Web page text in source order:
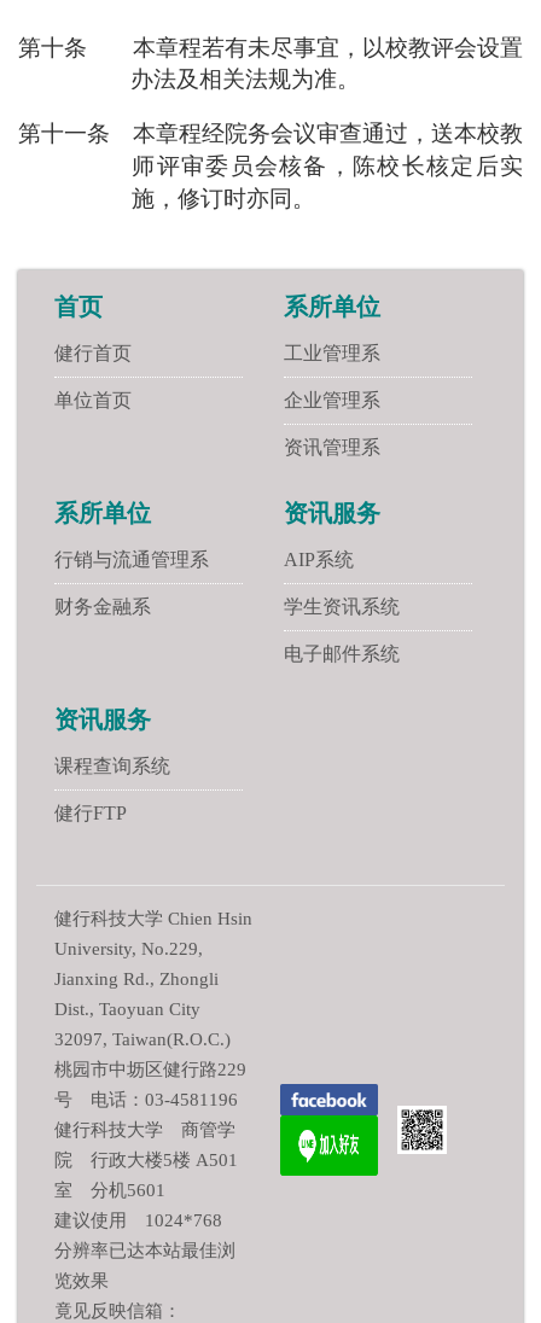
第十条 本章程若有未尽事宜，以校教评会设置
办法及相关法规为准。
第十一条 本章程经院务会议审查通过，送本校教
师评审委员会核备，陈校长核定后实
施，修订时亦同。
首页
健行首页
单位首页
系所单位
工业管理系
企业管理系
资讯管理系
系所单位
行销与流通管理系
财务金融系
资讯服务
AIP系统
学生资讯系统
电子邮件系统
资讯服务
课程查询系统
健行FTP
健行科技大学 Chien Hsin
University, No.229,
Jianxing Rd., Zhongli
Dist., Taoyuan City
32097, Taiwan(R.O.C.)
桃园市中坜区健行路229
号 电话：03-4581196
健行科技大学 商管学
院 行政大楼5楼 A501
室 分机5601
建议使用 1024*768
分辨率已达本站最佳浏
览效果
竟见反映信箱：